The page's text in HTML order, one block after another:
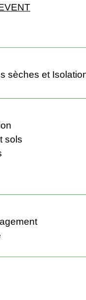
sèches et
sols